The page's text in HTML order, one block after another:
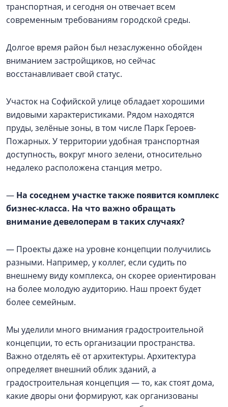
транспортная, и сегодня он отвечает всем
современным требованиям городской среды.
Долгое время район был незаслуженно обойден
вниманием застройщиков, но сейчас
восстанавливает свой статус.
Участок на Софийской улице обладает хорошими
видовыми характеристиками. Рядом находятся
пруды, зелёные зоны, в том числе Парк Героев-
Пожарных. У территории удобная транспортная
доступность, вокруг много зелени, относительно
недалеко расположена станция метро.
— На соседнем участке также появится комплекс
бизнес-класса. На что важно обращать
внимание девелоперам в таких случаях?
— Проекты даже на уровне концепции получились
разными. Например, у коллег, если судить по
внешнему виду комплекса, он скорее ориентирован
на более молодую аудиторию. Наш проект будет
более семейным.
Мы уделили много внимания градостроительной
концепции, то есть организации пространства.
Важно отделять её от архитектуры. Архитектура
определяет внешний облик зданий, а
градостроительная концепция — то, как стоят дома,
какие дворы они формируют, как организованы